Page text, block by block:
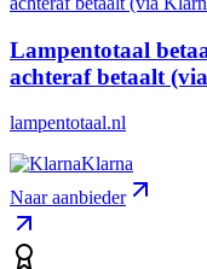
Lampentotaal
achteraf betaalt
lampentotaal.nl
Klarna
Naar aanbieder